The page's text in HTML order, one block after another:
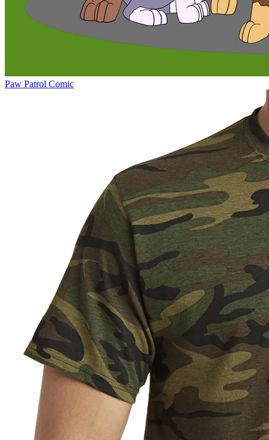
Paw Patrol Comic